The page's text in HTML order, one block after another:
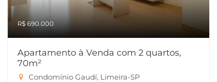
R$ 690.000
Apartamento à Venda com 2 quartos,
70m²
Condomínio Gaudí, Limeira-SP